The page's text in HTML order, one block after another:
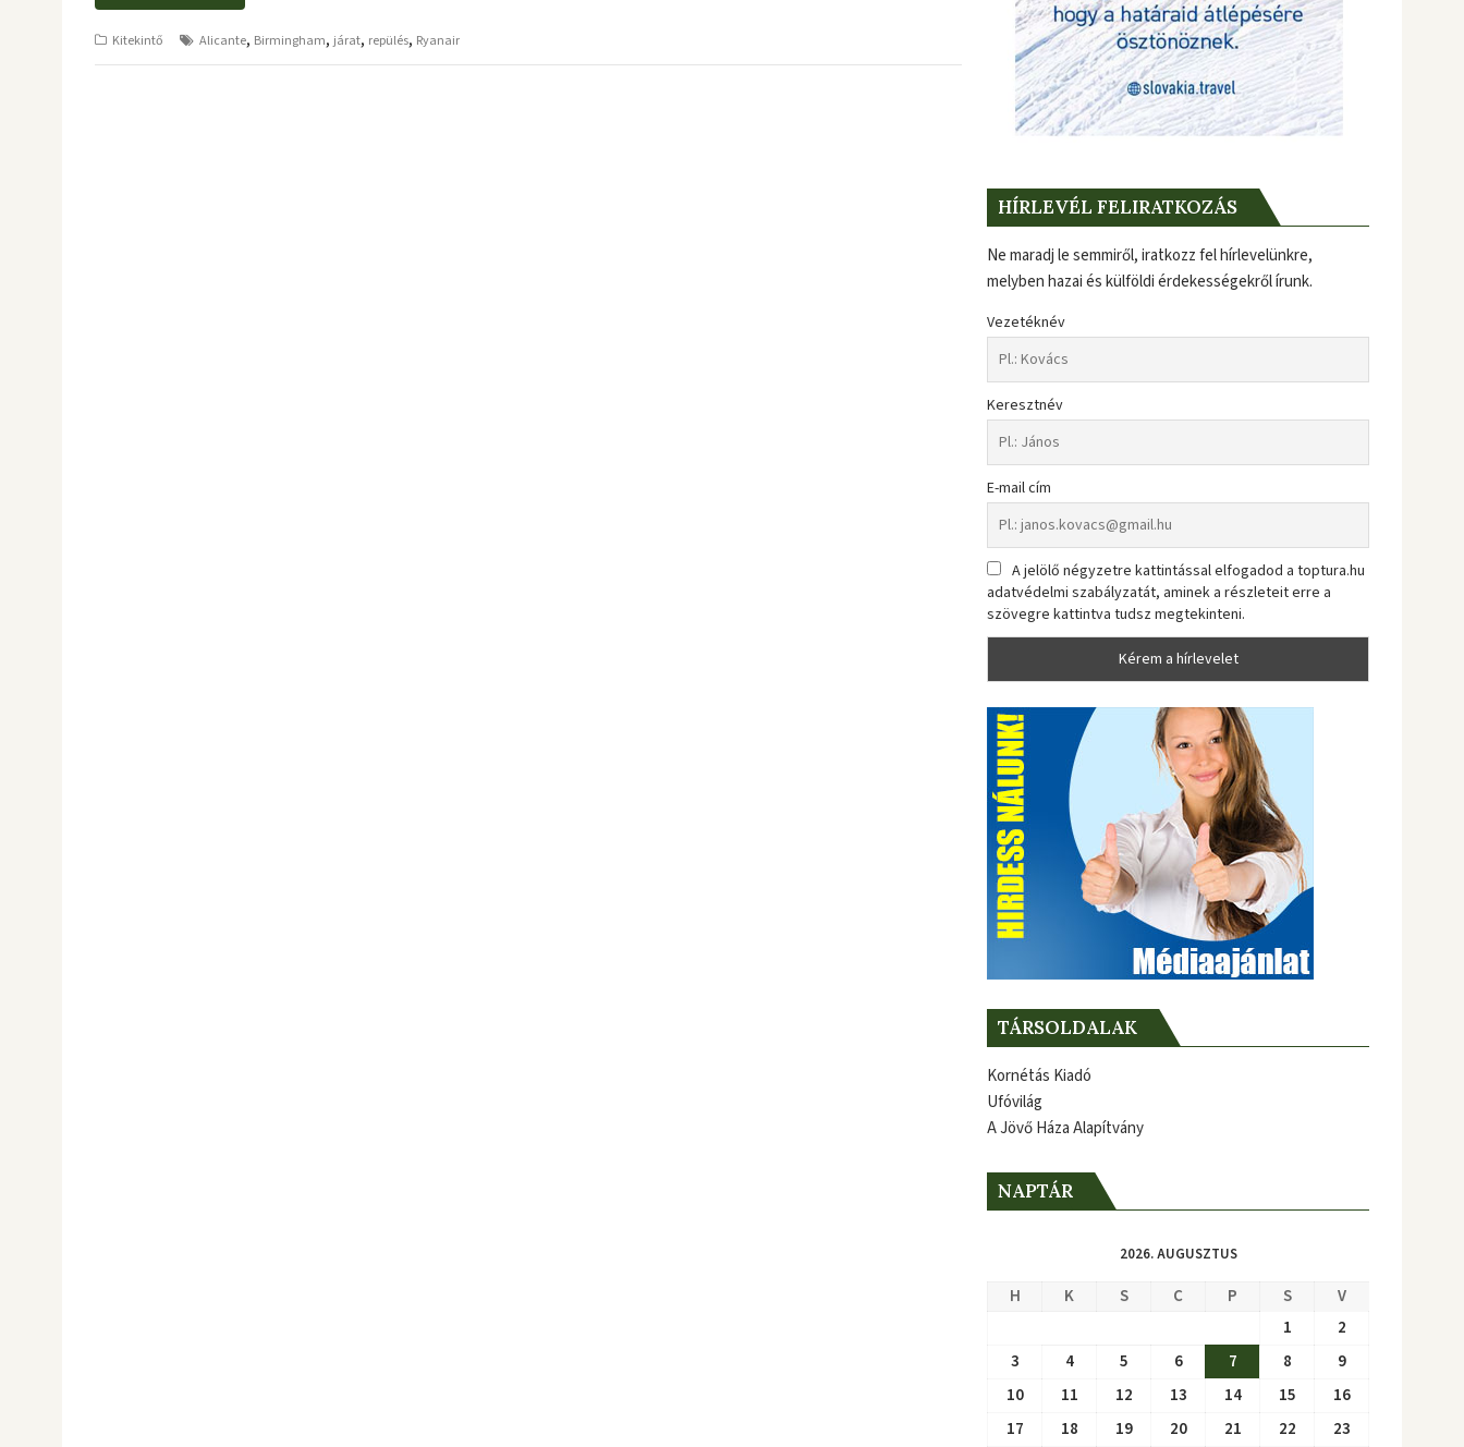
Kitekintő Alicante, Birmingham, járat, repülés, Ryanair
HÍRLEVÉL FELIRATKOZÁS
Ne maradj le semmiről, iratkozz fel hírlevelünkre,
melyben hazai és külföldi érdekességekről írunk.
Vezetéknév
Keresztnév
E-mail cím
A jelölő négyzetre kattintással elfogadod a toptura.hu
adatvédelmi szabályzatát, aminek a részleteit erre a
szövegre kattintva tudsz megtekinteni.
TÁRSOLDALAK
Kornétás Kiadó
Ufóvilág
A Jövő Háza Alapítvány
NAPTÁR
2026. AUGUSZTUS
H K S C P S
V
1
2
3
4 5 6 7 8
9
10
11 12 13 14 15
16
17
18 19 20 21 22
23